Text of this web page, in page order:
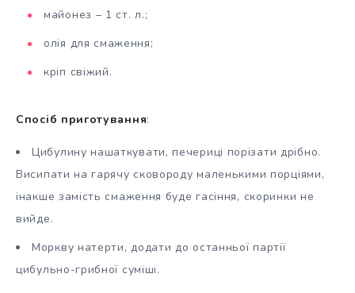
майонез – 1 ст. л.;
олія для смаження;
кріп свіжий.
Спосіб приготування:
Цибулину нашаткувати, печериці порізати дрібно.
Висипати на гарячу сковороду маленькими порціями,
інакше замість смаження буде гасіння, скоринки не
вийде.
Моркву натерти, додати до останньої партії
цибульно-грибної суміші.